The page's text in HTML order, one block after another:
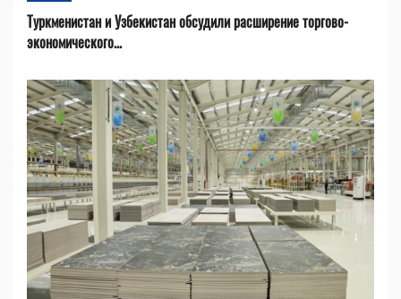
Туркменистан и Узбекистан обсудили расширение торгово-
экономического...